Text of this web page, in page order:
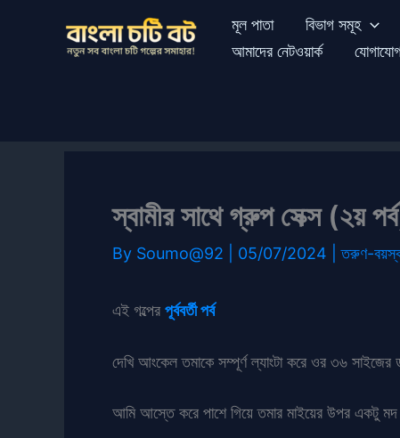
মূল পাতা বিভাগ সমূহ
আমাদের নেটওয়ার্ক
স্বামীর সাথে গ্রুপ সেক্স (২য়
By Soumo@92 05/07/2024 |তরুণ-
এই গল্পের পূর্ববর্তী পর্ব
দেখি আংকেল তমাকে সম্পূর্ণ ল্যাংটা করে ওর ৩৬
আমি আস্তে করে পাশে গিয়ে তমার মাইয়ের উপর একটু